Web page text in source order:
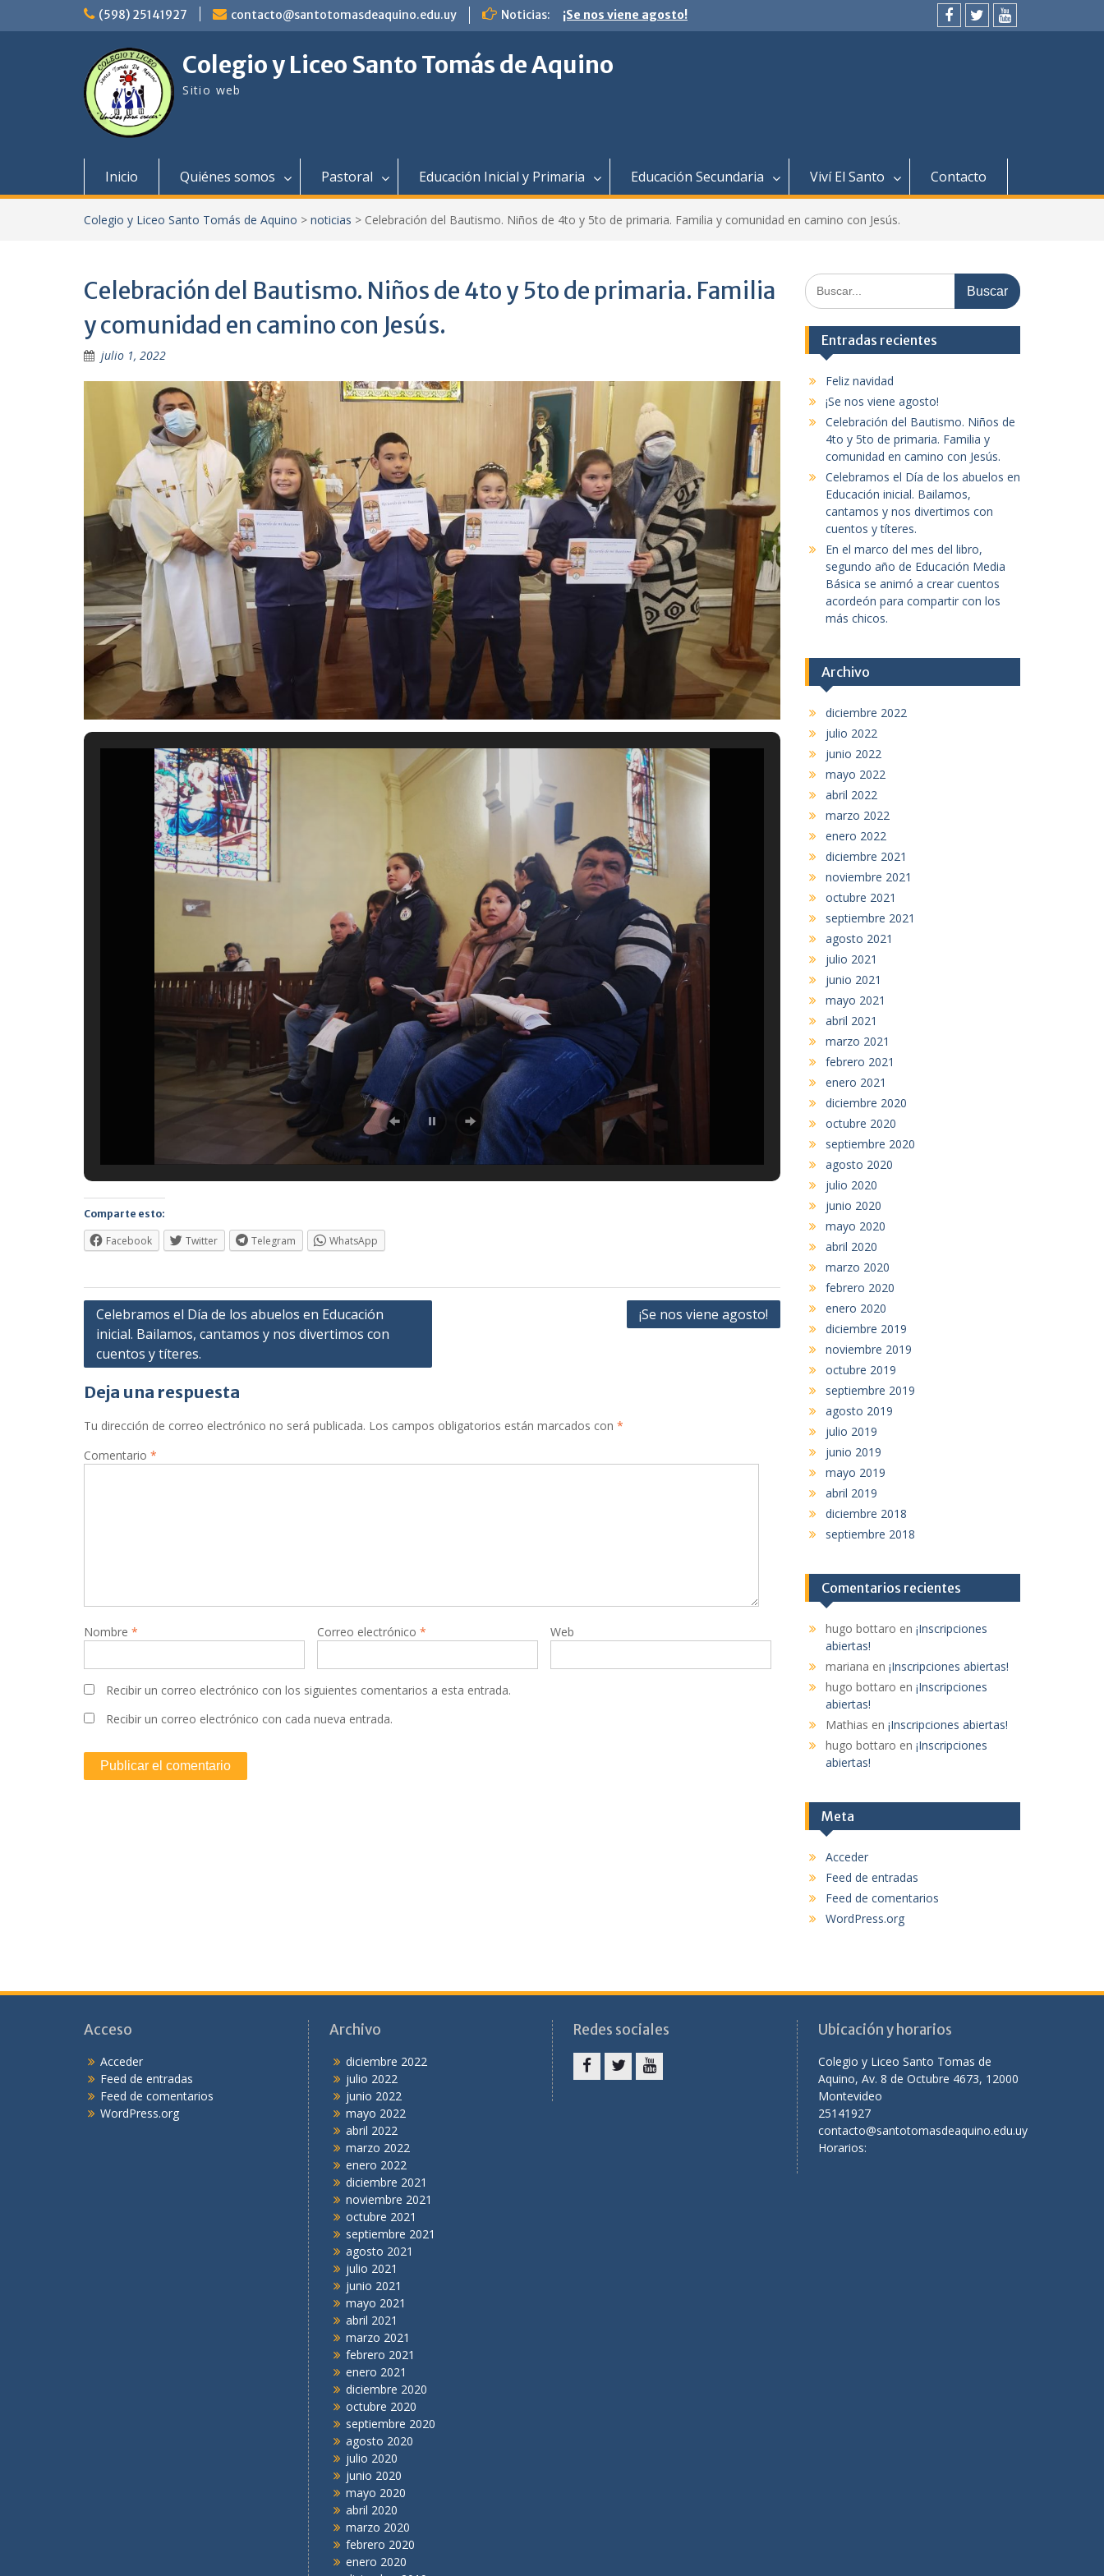
(598) 25141927 contacto@santotomasdeaquino.edu.uy Noticias:
Celebración del Bautismo. Niños de
comunidad en camino con Jesús.
Feliz navidad
facebook
twitteryoutube
Colegio y Liceo Santo Tomás de Aquino
Sitio web
Inicio Quiénes somos Pastoral Educación Inicial y Primaria Educación Secundaria Viví El Santo Contacto
Colegio y Liceo Santo Tomás de Aquino > noticias > Celebración del Bautismo. Niños de 4to y 5to de primaria. Familia y comunidad en camino con Jesús.
Celebración del Bautismo. Niños de 4to y 5to de primaria. Familia
y comunidad en camino con Jesús.
julio 1, 2022
Comparte esto:
Facebook Twitter Telegram WhatsApp
Navegación
de
entradas
Celebramos el Día de los abuelos en Educación
inicial. Bailamos, cantamos y nos divertimos con
cuentos y títeres.
¡Se nos viene agosto!
Deja una respuesta
Tu dirección de correo electrónico no será publicada. Los campos obligatorios están marcados con *
Comentario *
Nombre * Correo electrónico * Web
Recibir un correo electrónico con los siguientes comentarios a esta entrada.
Recibir un correo electrónico con cada nueva entrada.
Buscar:
Entradas recientes
Feliz navidad
¡Se nos viene agosto!
Celebración del Bautismo. Niños de
4to y 5to de primaria. Familia y
comunidad en camino con Jesús.
Celebramos el Día de los abuelos en
Educación inicial. Bailamos,
cantamos y nos divertimos con
cuentos y títeres.
En el marco del mes del libro,
segundo año de Educación Media
Básica se animó a crear cuentos
acordeón para compartir con los
más chicos.
Archivo
diciembre 2022
julio 2022
junio 2022
mayo 2022
abril 2022
marzo 2022
enero 2022
diciembre 2021
noviembre 2021
octubre 2021
septiembre 2021
agosto 2021
julio 2021
junio 2021
mayo 2021
abril 2021
marzo 2021
febrero 2021
enero 2021
diciembre 2020
octubre 2020
septiembre 2020
agosto 2020
julio 2020
junio 2020
mayo 2020
abril 2020
marzo 2020
febrero 2020
enero 2020
diciembre 2019
noviembre 2019
octubre 2019
septiembre 2019
agosto 2019
julio 2019
junio 2019
mayo 2019
abril 2019
diciembre 2018
septiembre 2018
Comentarios recientes
hugo bottaro en ¡Inscripciones
abiertas!
mariana en ¡Inscripciones abiertas!
hugo bottaro en ¡Inscripciones
abiertas!
Mathias en ¡Inscripciones abiertas!
hugo bottaro en ¡Inscripciones
abiertas!
Meta
Acceder
Feed de entradas
Feed de comentarios
WordPress.org
Acceso
Acceder
Feed de entradas
Feed de comentarios
WordPress.org
Archivo
diciembre 2022
julio 2022
junio 2022
mayo 2022
abril 2022
marzo 2022
enero 2022
diciembre 2021
noviembre 2021
octubre 2021
septiembre 2021
agosto 2021
julio 2021
junio 2021
mayo 2021
abril 2021
marzo 2021
febrero 2021
enero 2021
diciembre 2020
octubre 2020
septiembre 2020
agosto 2020
julio 2020
junio 2020
mayo 2020
abril 2020
marzo 2020
febrero 2020
enero 2020
Redes sociales Ubicación y horarios
Colegio y Liceo Santo Tomas de
Aquino, Av. 8 de Octubre 4673, 12000
Montevideo
25141927
contacto@santotomasdeaquino.edu.uy
Horarios: